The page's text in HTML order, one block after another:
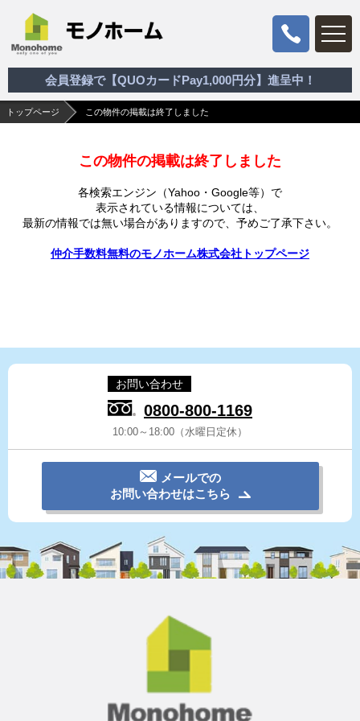
会員登録で【QUOカードPay1,000円分】進呈中！
トップページ この物件の掲載は終了しました
この物件の掲載は終了しました
各検索エンジン（Yahoo・Google等）で
表示されている情報については、
最新の情報では無い場合がありますので、 予めご了承下さい。
仲介手数料無料のモノホーム株式会社トップページ
お問い合わせ
0800-800-1169
10:00～18:00（水曜日定休）
メールでの
お問い合わせはこちら